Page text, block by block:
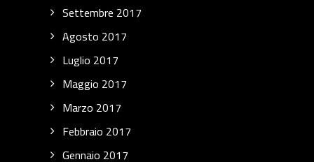
Settembre 2017
Agosto 2017
Luglio 2017
Maggio 2017
Marzo 2017
Febbraio 2017
Gennaio 2017